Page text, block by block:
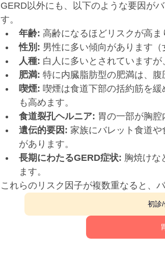
GERD以外にも、以下のような要因が
す。
年齢: 高齢になるほどリスクが高ま
性別: 男性に多い傾向があります（
人種: 白人に多いとされていますが
肥満: 特に内臓脂肪型の肥満は、腹
喫煙: 喫煙は食道下部の括約筋を
も高めます。
食道裂孔ヘルニア: 胃の一部が胸腔
遺伝的要因: 家族にバレット食道
があります。
長期にわたるGERD症状: 胸焼けな
ます。
これらのリスク因子が複数重なると、
初診